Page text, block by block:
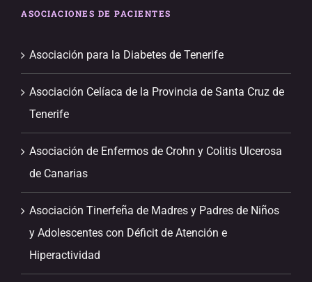
ASOCIACIONES DE PACIENTES
Asociación para la Diabetes de Tenerife
Asociación Celíaca de la Provincia de Santa Cruz de
Tenerife
Asociación de Enfermos de Crohn y Colitis Ulcerosa
de Canarias
Asociación Tinerfeña de Madres y Padres de Niños
y Adolescentes con Déficit de Atención e
Hiperactividad